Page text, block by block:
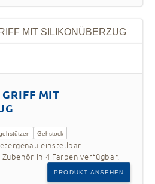
MIT
Gehstock
einstellbar.
in 4 Farben verfügbar.
PRODUKT ANSEHEN